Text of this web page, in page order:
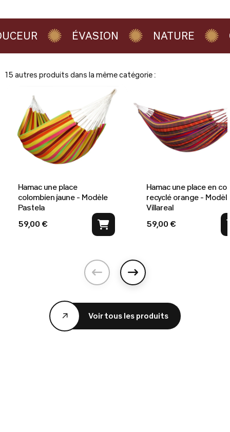
ÉVASION NATURE
15 autres produits dans la même catégorie :
Hamac une place
colombien jaune - Modèle
Pastela
59,00 €
Hamac une place en
recyclé orange -
Villareal
59,00 €
Voir tous les produits
Précédent
Suivant